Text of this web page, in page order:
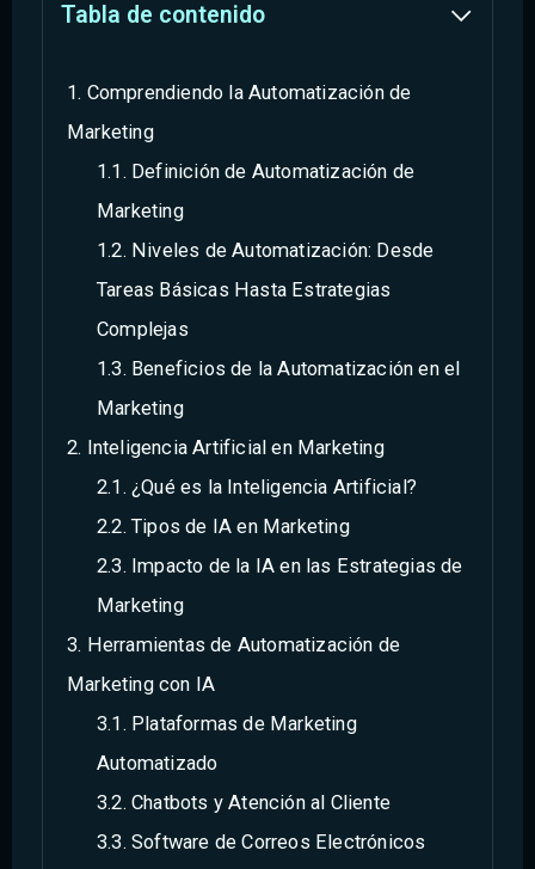
Tabla de contenido
Comprendiendo la Automatización de
Marketing
Definición de Automatización de
Marketing
Niveles de Automatización: Desde
Tareas Básicas Hasta Estrategias
Complejas
Beneficios de la Automatización en el
Marketing
Inteligencia Artificial en Marketing
¿Qué es la Inteligencia Artificial?
Tipos de IA en Marketing
Impacto de la IA en las Estrategias de
Marketing
Herramientas de Automatización de
Marketing con IA
Plataformas de Marketing
Automatizado
Chatbots y Atención al Cliente
Software de Correos Electrónicos